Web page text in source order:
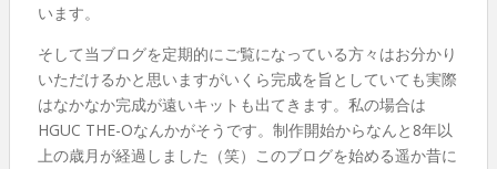
います。
そして当ブログを定期的にご覧になっている方々はお分かり
いただけるかと思いますがいくら完成を旨としていても実際
はなかなか完成が遠いキットも出てきます。私の場合は
HGUC THE-Oなんかがそうです。制作開始からなんと8年以
上の歳月が経過しました（笑）このブログを始める遥か昔に